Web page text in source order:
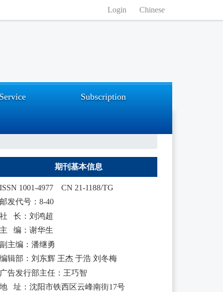
Login Chinese
Subscription
期刊基本信息
ISSN 1001-4977CN 21-1188/TG
邮发代号：8-40
社 长：刘鸿超
主 编：谢华生
副主编：潘继勇
编辑部：刘东辉 王杰 于浩 刘冬梅
广告发行部主任：王巧智
地 址：沈阳市铁西区云峰南街17号